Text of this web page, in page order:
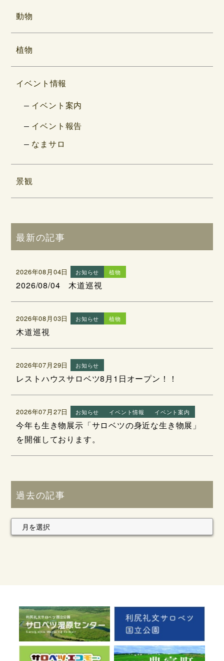
動物
植物
イベント情報
イベント案内
イベント報告
なまサロ
景観
最新の記事
2026年08月04日 お知らせ 植物
2026/08/04 木道巡視
2026年08月03日 お知らせ 植物
木道巡視
2026年07月29日 お知らせ
レストハウスサロベツ8月1日オープン！！
2026年07月27日 お知らせ イベント情報 イベント案内
今年も生き物展示「サロベツの身近な生き物展」
を開催しております。
過去の記事